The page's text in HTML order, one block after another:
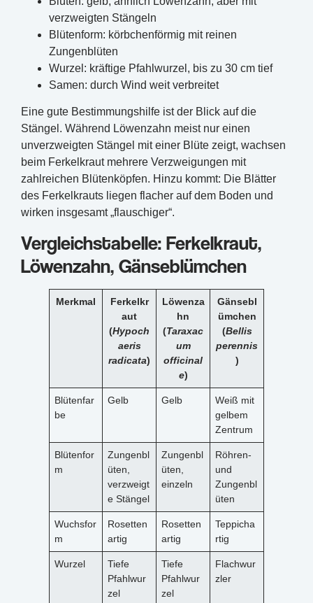
verzweigten Stängeln
Blütenform: körbchenförmig mit reinen
Zungenblüten
Wurzel: kräftige Pfahlwurzel, bis zu 30 cm tief
Samen: durch Wind weit verbreitet
Eine gute Bestimmungshilfe ist der Blick auf die
Stängel. Während Löwenzahn meist nur einen
unverzweigten Stängel mit einer Blüte zeigt, wachsen
beim Ferkelkraut mehrere Verzweigungen mit
zahlreichen Blütenköpfen. Hinzu kommt: Die Blätter
des Ferkelkrauts liegen flacher auf dem Boden und
wirken insgesamt „flauschiger“.
Vergleichstabelle: Ferkelkraut,
Löwenzahn, Gänseblümchen
Merkmal
Ferkelkr
aut
(Hypoch
aeris
radicata)
Löwenza
hn
(Taraxac
um
officinal
e)
Gänsebl
ümchen
(Bellis
perennis
)
Blütenfar
be
Gelb Gelb
Weiß mit
gelbem
Zentrum
Blütenfor
m
Zungenbl
üten,
verzweigt
e Stängel
Zungenbl
üten,
einzeln
Röhren-
und
Zungenbl
üten
Wuchsfor
m
Rosetten
artig
Rosetten
artig
Teppicha
rtig
Wurzel
Tiefe
Pfahlwur
zel
Tiefe
Pfahlwur
zel
Flachwur
zler